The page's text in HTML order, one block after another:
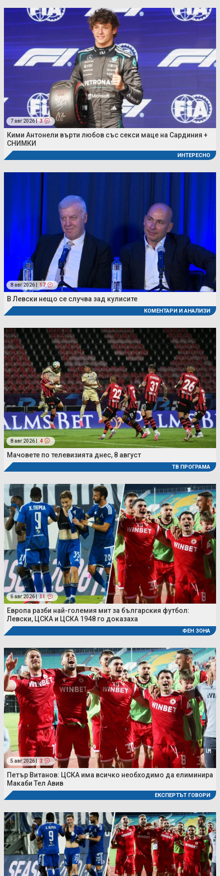
7 авг 2026 | 3
Кими Антонели върти любов със секси маце на Сардиния +
СНИМКИ
ИНТЕРЕСНО
8 авг 2026 | 17
В Левски нещо се случва зад кулисите
КОМЕНТАРИ И АНАЛИЗИ
8 авг 2026 | 4
Мачовете по телевизията днес, 8 август
ТВ ПРОГРАМА
6 авг 2026 | 11
Европа разби най-големия мит за българския футбол:
Левски, ЦСКА и ЦСКА 1948 го доказаха
ФЕН ЗОНА
5 авг 2026 | 3
Петър Витанов: ЦСКА има всичко необходимо да елиминира
Макаби Тел Авив
ЕКСПЕРТЪТ ГОВОРИ